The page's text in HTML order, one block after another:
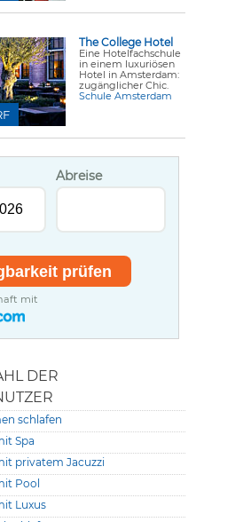
The College Hotel
Eine Hotelfachschule
in einem luxuriösen
Hotel in Amsterdam:
zugänglicher Chic.
Schule Amsterdam
Abreise
mit
DER
schlafen
Spa
privatem Jacuzzi
Pool
Luxus